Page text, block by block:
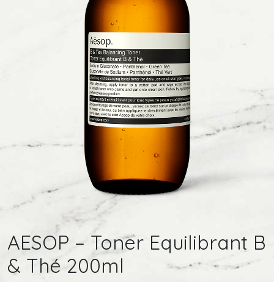
AESOP – Toner Equilibrant B
& Thé 200ml